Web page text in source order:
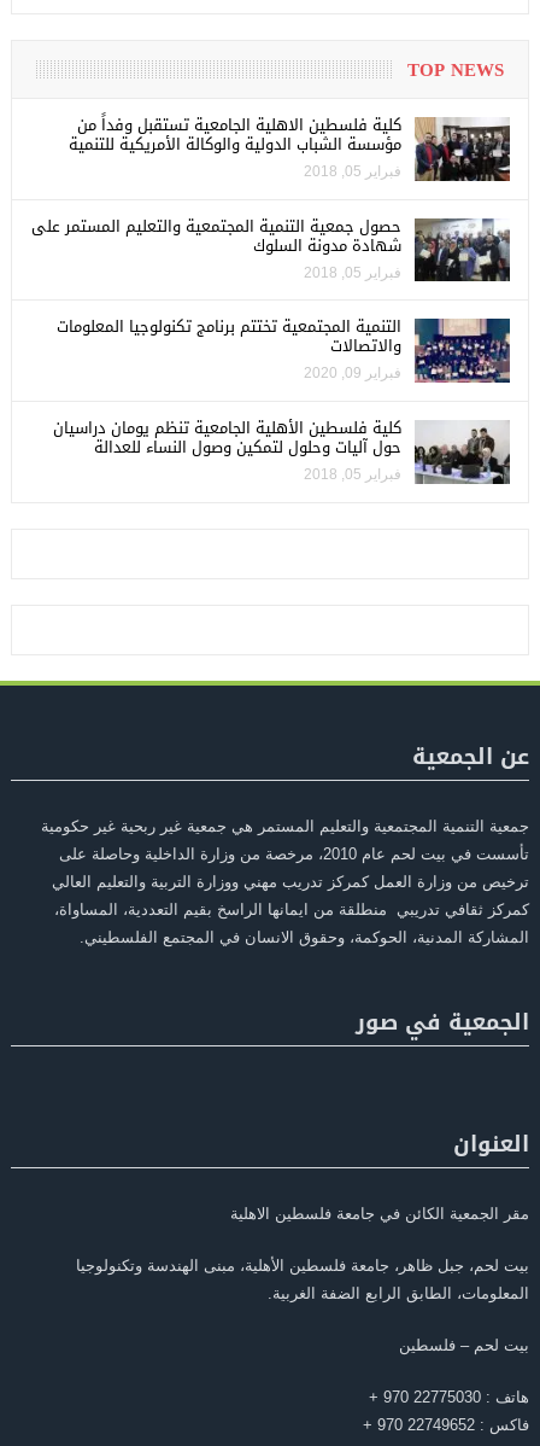
TOP NEWS
كلية فلسطين الاهلية الجامعية تستقبل وفداً من
مؤسسة الشباب الدولية والوكالة الأمريكية للتنمية
فبراير 05, 2018
حصول جمعية التنمية المجتمعية والتعليم المستمر على
شهادة مدونة السلوك
فبراير 05, 2018
التنمية المجتمعية تختتم برنامج تكنولوجيا المعلومات
والاتصالات
فبراير 09, 2020
كلية فلسطين الأهلية الجامعية تنظم يومان دراسيان
حول آليات وحلول لتمكين وصول النساء للعدالة
فبراير 05, 2018
عن الجمعية
جمعية التنمية المجتمعية والتعليم المستمر هي جمعية غير ربحية غير حكومية
تأسست في بيت لحم عام 2010، مرخصة من وزارة الداخلية وحاصلة على
ترخيص من وزارة العمل كمركز تدريب مهني ووزارة التربية والتعليم العالي
كمركز ثقافي تدريبي منطلقة من ايمانها الراسخ بقيم التعددية، المساواة،
المشاركة المدنية، الحوكمة، وحقوق الانسان في المجتمع الفلسطيني.
الجمعية في صور
العنوان
مقر الجمعية الكائن في جامعة فلسطين الاهلية
بيت لحم، جبل ظاهر، جامعة فلسطين الأهلية، مبنى الهندسة وتكنولوجيا
المعلومات، الطابق الرابع الضفة الغربية.
بيت لحم – فلسطين
هاتف : 22775030 970 +
فاكس : 22749652 970 +